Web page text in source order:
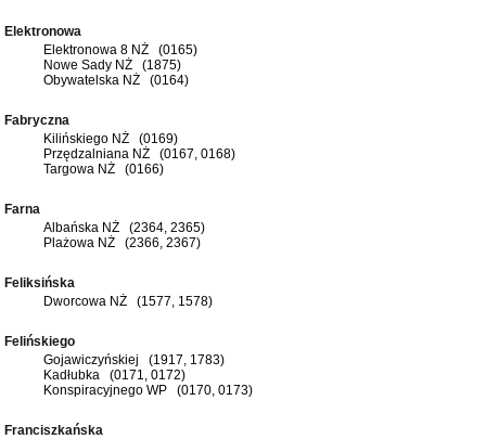
Elektronowa
Elektronowa 8 NŻ (0165)
Nowe Sady NŻ (1875)
Obywatelska NŻ (0164)
Fabryczna
Kilińskiego NŻ (0169)
Przędzalniana NŻ (0167, 0168)
Targowa NŻ (0166)
Farna
Albańska NŻ (2364, 2365)
Plażowa NŻ (2366, 2367)
Feliksińska
Dworcowa NŻ (1577, 1578)
Felińskiego
Gojawiczyńskiej (1917, 1783)
Kadłubka (0171, 0172)
Konspiracyjnego WP (0170, 0173)
Franciszkańska